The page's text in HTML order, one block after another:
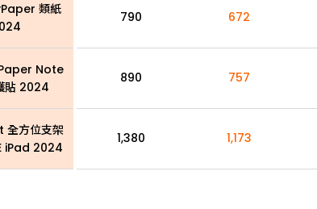
類紙
790 672
Note
貼 2024
890 757
全方位支架
iPad 2024
1,380 1,173